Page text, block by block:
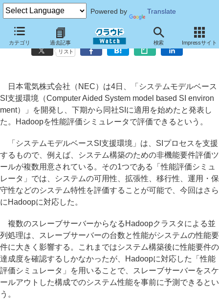
Powered by Translate
カテゴリ 過去記事 検索 Impressサイト
NEC、Hadoopの性能評価シミュレータを開発、自社SIに適用開始
リスト
日本電気株式会社（NEC）は4日、「システムモデルベース
SI支援環境（Computer Aided System model based SI environ
ment）」を開発し、下期から同社SIに適用を始めたと発表し
た。Hadoopを性能評価シミュレータで評価できるという。
「システムモデルベースSI支援環境」は、SIプロセスを支援
するもので、例えば、システム構築のための非機能要件評価ツ
ールが複数用意されている。その1つである「性能評価シミュ
レータ」では、システムの可用性、拡張性、移行性、運用・保
守性などのシステム特性を評価することが可能で、今回はさら
にHadoopに対応した。
複数のスレーブサーバーからなるHadoopクラスタによる並
列処理は、スレーブサーバーの台数と性能がシステムの性能要
件に大きく影響する。これまではシステム構築後に性能要件の
達成度を確認するしかなかったが、Hadoopに対応した「性能
評価シミュレータ」を用いることで、スレーブサーバーをスケ
ールアウトした構成でのシステム性能を事前に予測できるとい
う。